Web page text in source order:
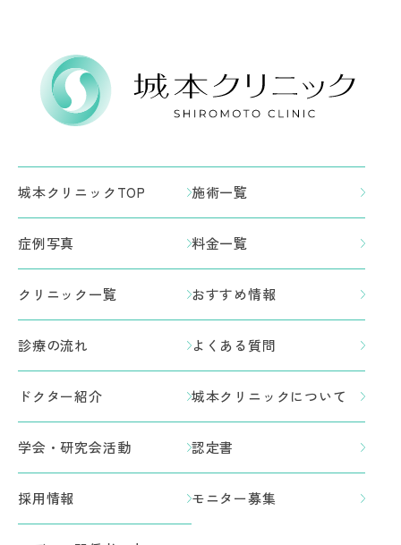
城本クリニックTOP 施術一覧
症例写真 料金一覧
クリニック一覧 おすすめ情報
診療の流れ よくある質問
ドクター紹介 城本クリニックについて
学会・研究会活動 認定書
採用情報 モニター募集